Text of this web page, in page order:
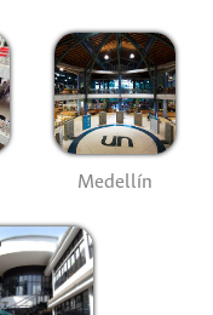
Medellín